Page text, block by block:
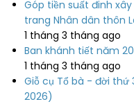
Góp tiền suất đinh
trang Nhân dân thôn
1 tháng 3 tháng ago
Ban khánh tiết năm
1 tháng 3 tháng ago
Giỗ cụ Tổ bà - đời thứ
2026)